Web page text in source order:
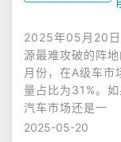
2025年05月20
源最难攻破的阵
月份，在A级车市
量占比为31%。
汽车市场还是一
2025-05-20